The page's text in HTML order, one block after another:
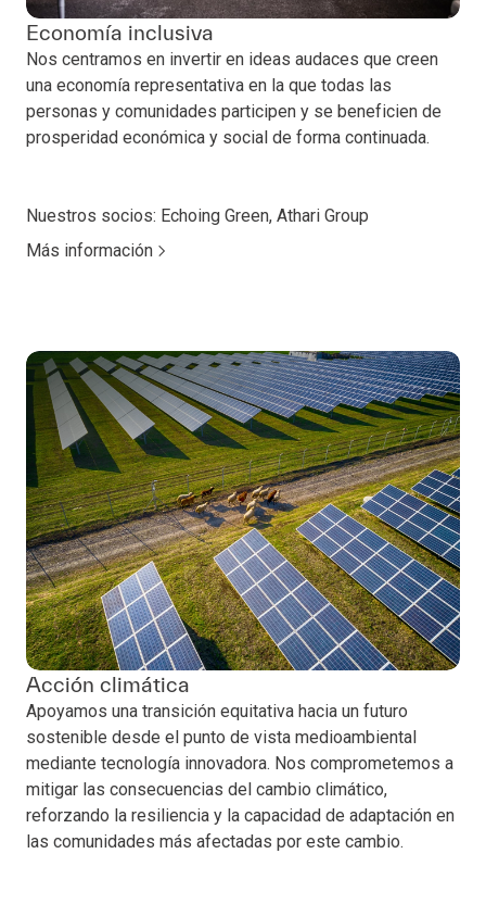
Economía inclusiva
Nos centramos en invertir en ideas audaces que creen
una economía representativa en la que todas las
personas y comunidades participen y se beneficien de
prosperidad económica y social de forma continuada.
Nuestros socios: Echoing Green, Athari Group
Más información
Acción climática
Apoyamos una transición equitativa hacia un futuro
sostenible desde el punto de vista medioambiental
mediante tecnología innovadora. Nos comprometemos a
mitigar las consecuencias del cambio climático,
reforzando la resiliencia y la capacidad de adaptación en
las comunidades más afectadas por este cambio.